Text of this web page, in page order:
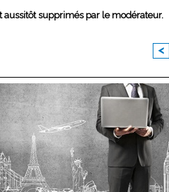
supprimés par le modérateur.
<